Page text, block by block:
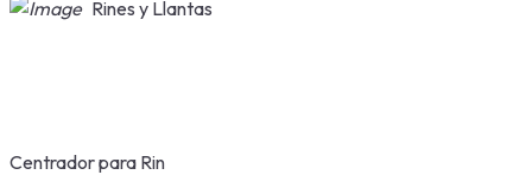
Rines y Llantas
Centrador para Rin